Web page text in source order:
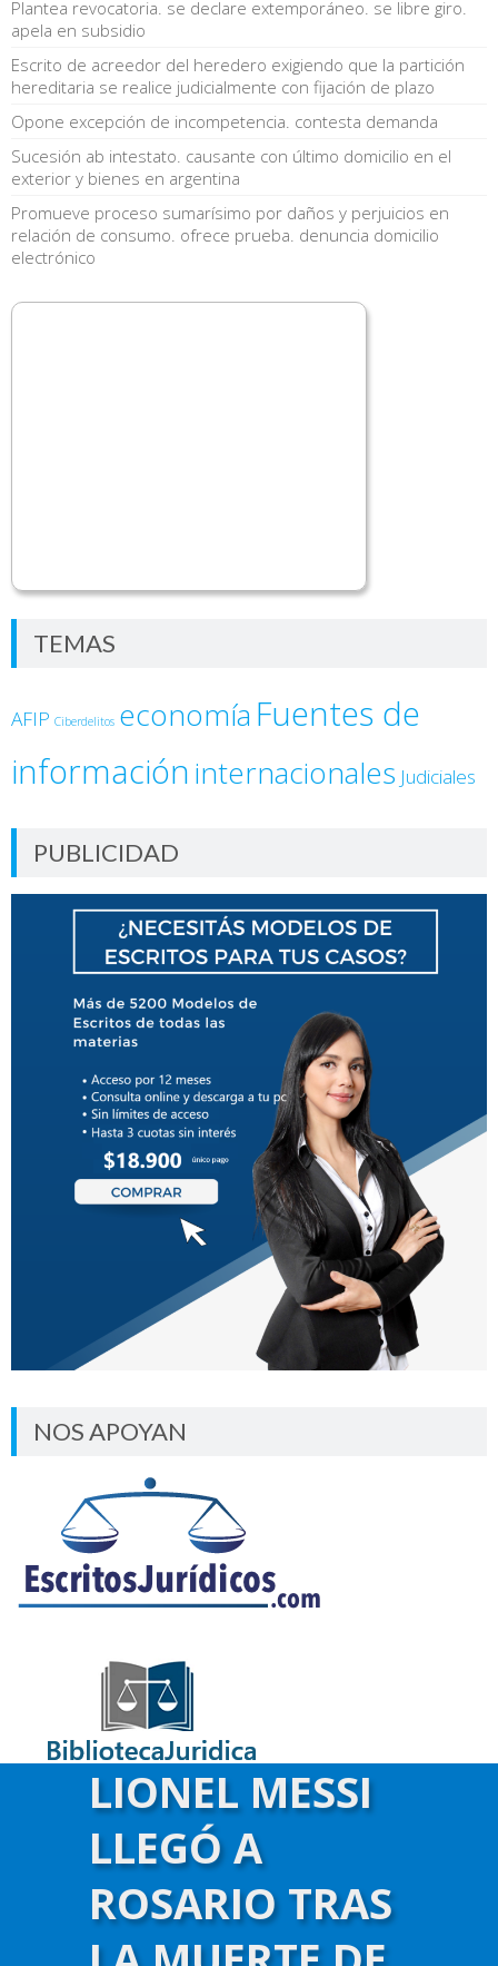
Plantea revocatoria. se declare extemporáneo. se libre giro.
apela en subsidio
Escrito de acreedor del heredero exigiendo que la partición
hereditaria se realice judicialmente con fijación de plazo
Opone excepción de incompetencia. contesta demanda
Sucesión ab intestato. causante con último domicilio en el
exterior y bienes en argentina
Promueve proceso sumarísimo por daños y perjuicios en
relación de consumo. ofrece prueba. denuncia domicilio
electrónico
TEMAS
AFIP Ciberdelitos economía Fuentes de
informacióninternacionales Judiciales
PUBLICIDAD
NOS APOYAN
LIONEL MESSI
LLEGÓ A
ROSARIO TRAS